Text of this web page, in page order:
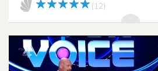
(12)